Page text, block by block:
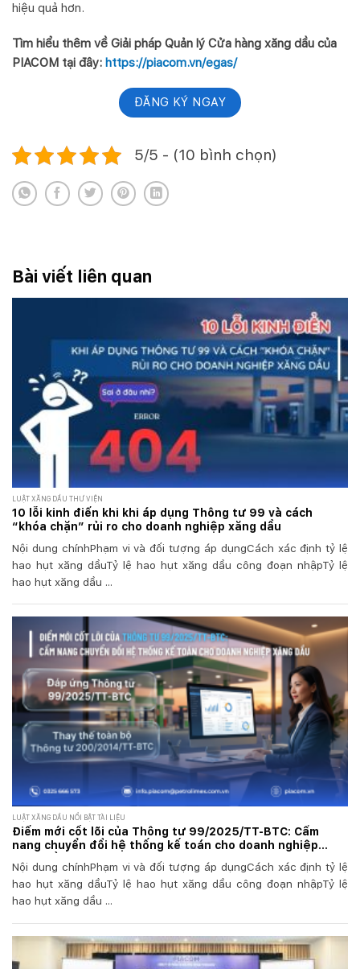
hiệu quả hơn.
Tìm hiểu thêm về Giải pháp Quản lý Cửa hàng xăng dầu của
PIACOM tại đây: https://piacom.vn/egas/
ĐĂNG KÝ NGAY
5/5 - (10 bình chọn)
Bài viết liên quan
LUẬT XĂNG DẦU THƯ VIỆN
10 lỗi kinh điển khi khi áp dụng Thông tư 99 và cách
“khóa chặn” rủi ro cho doanh nghiệp xăng dầu
Nội dung chínhPhạm vi và đối tượng áp dụngCách xác định tỷ lệ
hao hụt xăng dầuTỷ lệ hao hụt xăng dầu công đoạn nhậpTỷ lệ
hao hụt xăng dầu ...
LUẬT XĂNG DẦU NỔI BẬT TÀI LIỆU
Điểm mới cốt lõi của Thông tư 99/2025/TT-BTC: Cẩm
nang chuyển đổi hệ thống kế toán cho doanh nghiệp
Nội dung chínhPhạm vi và đối tượng áp dụngCách xác định tỷ lệ
hao hụt xăng dầuTỷ lệ hao hụt xăng dầu công đoạn nhậpTỷ lệ
hao hụt xăng dầu ...